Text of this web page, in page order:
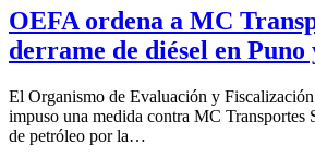
OEFA ordena a MC
derrame de diésel en Puno
El Organismo de Evaluación y
impuso una medida contra MC Transportes
de petróleo por la…